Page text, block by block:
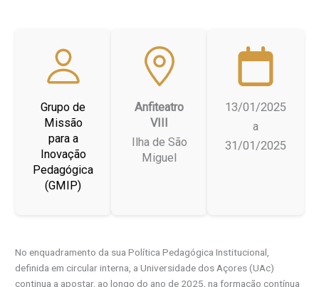
Grupo de
Missão
para a
Inovação
Pedagógica
(GMIP)
Anfiteatro
VIII
Ilha de São
Miguel
13/01/2025
a
31/01/2025
No enquadramento da sua Política Pedagógica Institucional,
definida em circular interna, a Universidade dos Açores (UAc)
continua a apostar, ao longo do ano de 2025, na formação contínua